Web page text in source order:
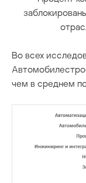
Во всех
чем в среднем